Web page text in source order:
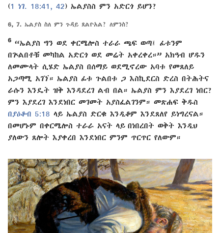
(1 ነገ. 18:41, 42) ኤልያስስ ምን አድርጎ ይሆን?
6, 7. ኤልያስ ስለ ምን ጉዳይ ጸልዮአል? ለምንስ?
6 “ኤልያስ ግን ወደ ቀርሜሎስ ተራራ ጫፍ ወጣ፤ ፊቱንም
በጕልበቶቹ መካከል አድርጎ ወደ መሬት አቀረቀረ።” አክዓብ ሆዱን
ለመሙላት ሲሄድ ኤልያስ በሰማይ ወደሚኖረው አባቱ የመጸለይ
አጋጣሚ አገኘ። ኤልያስ ፊቱ ጉልበቱ ጋ እስኪደርስ ድረስ በትሕትና
ራሱን እንዴት ዝቅ እንዳደረገ ልብ በል። ኤልያስ ምን እያደረገ ነበር?
ምን እያደረገ እንደነበር መገመት አያስፈልገንም። መጽሐፍ ቅዱስ
በያዕቆብ 5:18 ላይ ኤልያስ ድርቁ እንዲቆም እንደጸለየ ይነግረናል።
በመሆኑም በቀርሜሎስ ተራራ አናት ላይ በነበረበት ወቅት እንዲህ
ያለውን ጸሎት እያቀረበ እንደነበር ምንም ጥርጥር የለውም።